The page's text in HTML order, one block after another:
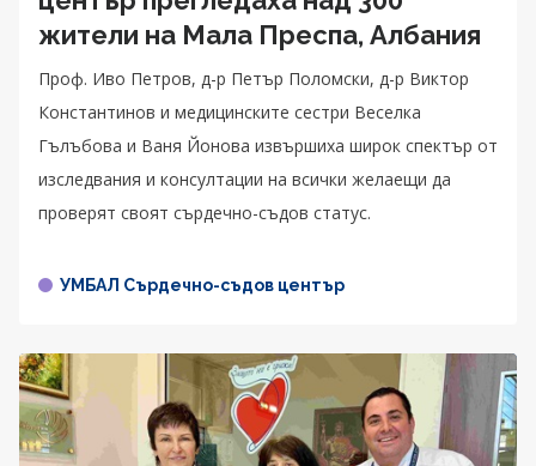
жители на Мала Преспа, Албания
Проф. Иво Петров, д-р Петър Поломски, д-р Виктор
Константинов и медицинските сестри Веселка
Гълъбова и Ваня Йонова извършиха широк спектър от
изследвания и консултации на всички желаещи да
проверят своят сърдечно-съдов статус.
УМБАЛ Сърдечно-съдов център